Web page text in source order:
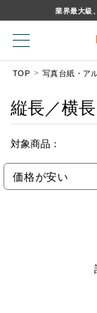
業界最大級
TOP 写真台紙・ア
縦長／横
対象商品：
価格が安い